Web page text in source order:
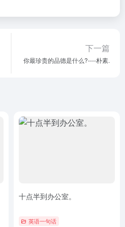
下一篇
你最珍贵的品德是什么?----朴素.
十点半到办公室。
英语一句话